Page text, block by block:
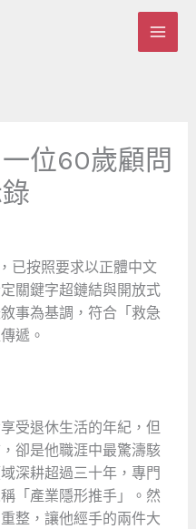
位60歲顧問
已按照要求以正體中文
關鍵字超鏈結與開放式
事為基調，符合「救急
遞。
受退休生活的年紀，但
卻是他職涯中最驚濤駭
深耕超過三十年，專門
「產業隱形推手」。然
整，讓他經手的兩件大